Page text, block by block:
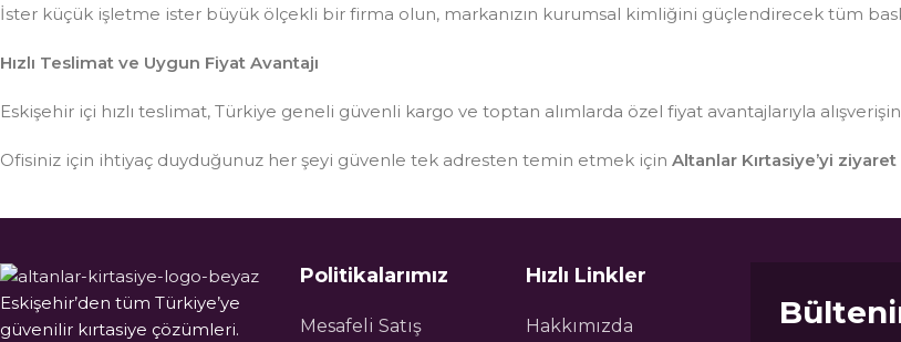
İster küçük işletme ister büyük ölçekli bir firma olun, markanızın kurumsal kimliğini güçlendirecek tüm
Hızlı Teslimat ve Uygun Fiyat Avantajı
Eskişehir içi hızlı teslimat, Türkiye geneli güvenli kargo ve toptan alımlarda özel fiyat avantajlarıyla
Ofisiniz için ihtiyaç duyduğunuz her şeyi güvenle tek adresten temin etmek için Altanlar Kırtasiye’yi
Eskişehir’den tüm Türkiye’ye
güvenilir kırtasiye çözümleri.
Politikalarımız
Mesafeli Satış
Hızlı Linkler
Hakkımızda